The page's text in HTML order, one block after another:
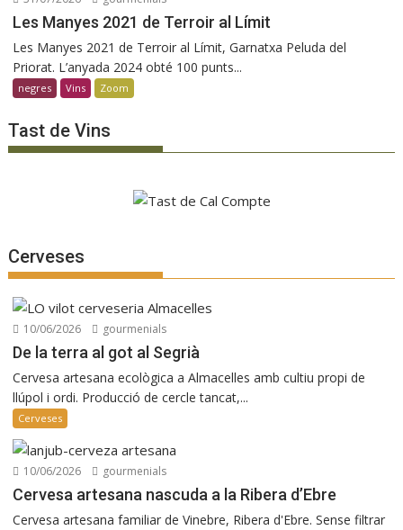
Les Manyes 2021 de Terroir al Límit
Les Manyes 2021 de Terroir al Límit, Garnatxa Peluda del
Priorat. L’anyada 2024 obté 100 punts...
negres Vins Zoom
Tast de Vins
Cerveses
10/06/2026 gourmenials
De la terra al got al Segrià
Cervesa artesana ecològica a Almacelles amb cultiu propi de
llúpol i ordi. Producció de cercle tancat,...
Cerveses
10/06/2026 gourmenials
Cervesa artesana nascuda a la Ribera d’Ebre
Cervesa artesana familiar de Vinebre, Ribera d'Ebre. Sense filtrar